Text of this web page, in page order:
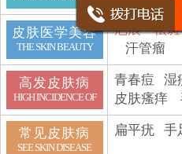
皮肤医学美容
THE SKIN BEAUTY
疤痕 祛斑
汗管瘤
高发皮肤病
HIGH INCIDENCE OF
青春痘 湿
皮肤瘙痒
常见皮肤病
SEE SKIN DISEASE
扁平疣 手